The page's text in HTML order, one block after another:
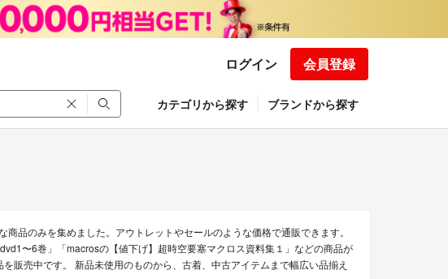
ログイン 会員登録
カテゴリから探す ブランドから探す
品のみを集めました。アウトレットやセールのような価格で通販できます。
〜6巻」「macrosの【値下げ】超時空要塞マクロス資料集１」などの商品が
販売中です。 新品未使用のものから、古着、中古アイテムまで幅広い品揃え